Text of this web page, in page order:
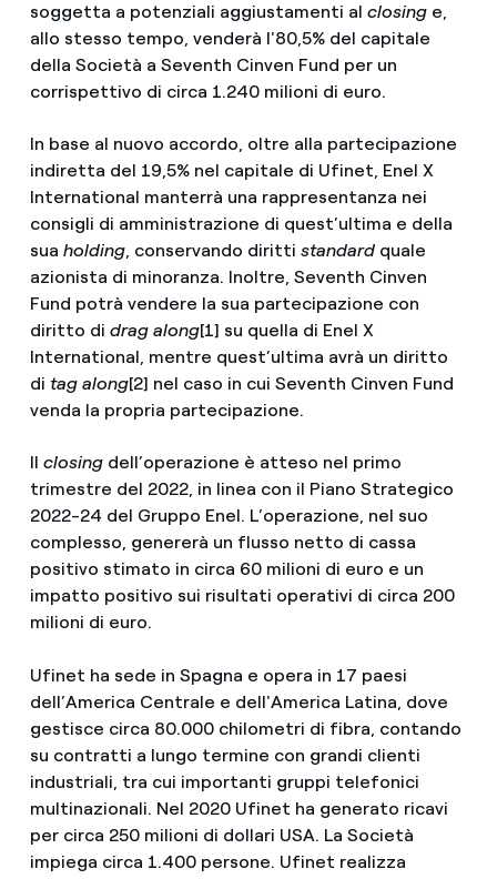
soggetta a potenziali aggiustamenti al closinge,
allo stesso tempo, venderà l'80,5% del capitale
della Società a Seventh Cinven Fund per un
corrispettivo di circa 1.240 milioni di euro.
In base al nuovo accordo, oltre alla partecipazione
indiretta del 19,5% nel capitale di Ufinet, Enel X
International manterrà una rappresentanza nei
consigli di amministrazione di quest’ultima e della
sua holding, conservando diritti standardquale
azionista di minoranza. Inoltre, Seventh Cinven
Fund potrà vendere la sua partecipazione con
diritto di drag along[1] su quella di Enel X
International, mentre quest’ultima avrà un diritto
di tag along[2] nel caso in cui Seventh Cinven Fund
venda la propria partecipazione.
Il closingdell’operazione è atteso nel primo
trimestre del 2022, in linea con il Piano Strategico
2022-24 del Gruppo Enel. L’operazione, nel suo
complesso, genererà un flusso netto di cassa
positivo stimato in circa 60 milioni di euro e un
impatto positivo sui risultati operativi di circa 200
milioni di euro.
Ufinet ha sede in Spagna e opera in 17 paesi
dell’America Centrale e dell'America Latina, dove
gestisce circa 80.000 chilometri di fibra, contando
su contratti a lungo termine con grandi clienti
industriali, tra cui importanti gruppi telefonici
multinazionali. Nel 2020 Ufinet ha generato ricavi
per circa 250 milioni di dollari USA. La Società
impiega circa 1.400 persone. Ufinet realizza